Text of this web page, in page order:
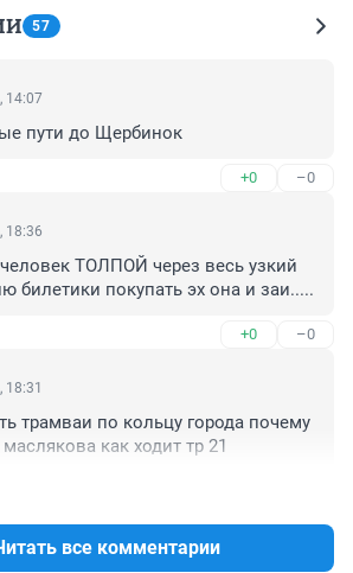
57
14:07
пути до Щербинок
+0 –0
18:36
ТОЛПОЙ через весь узкий
билетики покупать эх она и заи.....
+0 –0
18:31
трамваи по кольцу города почему
как ходит тр 21
все комментарии